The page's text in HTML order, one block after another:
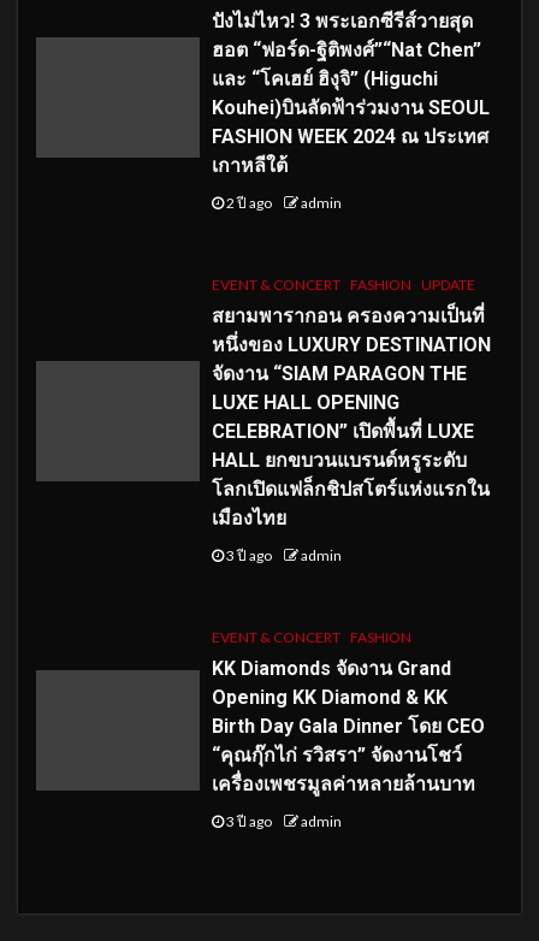
ปังไม่ไหว! 3 พระเอกซีรีส์วายสุด
ฮอต “ฟอร์ด-ฐิติพงศ์”“Nat Chen”
และ “โคเฮย์ ฮิงุจิ” (Higuchi
Kouhei)บินลัดฟ้าร่วมงาน SEOUL
FASHION WEEK 2024 ณ ประเทศ
เกาหลีใต้
2 ปี ago admin
EVENT & CONCERT FASHION UPDATE
สยามพารากอน ครองความเป็นที่
หนึ่งของ LUXURY DESTINATION
จัดงาน “SIAM PARAGON THE
LUXE HALL OPENING
CELEBRATION” เปิดพื้นที่ LUXE
HALL ยกขบวนแบรนด์หรูระดับ
โลกเปิดแฟล็กชิปสโตร์แห่งแรกใน
เมืองไทย
3 ปี ago admin
EVENT & CONCERT FASHION
KK Diamonds จัดงาน Grand
Opening KK Diamond & KK
Birth Day Gala Dinner โดย CEO
“คุณกุ๊กไก่ รวิสรา” จัดงานโชว์
เครื่องเพชรมูลค่าหลายล้านบาท
3 ปี ago admin